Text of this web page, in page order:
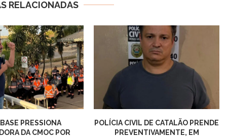
RELACIONADAS
PRESSIONA
DA CMOC POR
POLÍCIA CIVIL DE CATALÃO PRENDE
PREVENTIVAMENTE, EM